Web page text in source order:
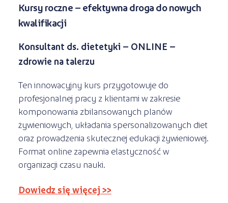
Kursy roczne – efektywna droga do nowych
kwalifikacji
Konsultant ds. dietetyki – ONLINE –
zdrowie na talerzu
Ten innowacyjny kurs przygotowuje do
profesjonalnej pracy z klientami w zakresie
komponowania zbilansowanych planów
żywieniowych, układania spersonalizowanych diet
oraz prowadzenia skutecznej edukacji żywieniowej.
Format online zapewnia elastyczność w
organizacji czasu nauki.
Dowiedz się więcej >>